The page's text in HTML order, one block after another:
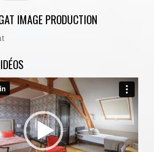
IMAGE PRODUCTION